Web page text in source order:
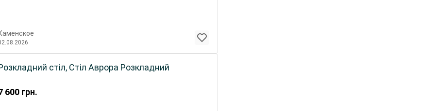
600 грн.
стіл, Стіл Аврора Розкладний